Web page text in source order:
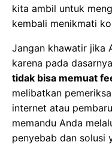
kita ambil untuk
kembali menikmati
Jangan khawatir jika
karena pada
tidak bisa memuat
melibatkan
internet atau
memandu Anda
penyebab dan solusi